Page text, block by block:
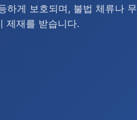
하게 보호되며, 불법 체류나 무
제재를 받습니다.